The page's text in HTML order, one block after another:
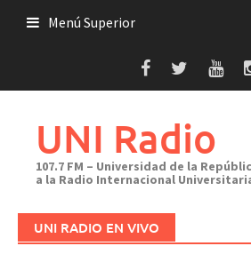
Menú Superior
UNI Radio
107.7 FM – Universidad de la
a la Radio Internacional
UNI RADIO EN VIVO